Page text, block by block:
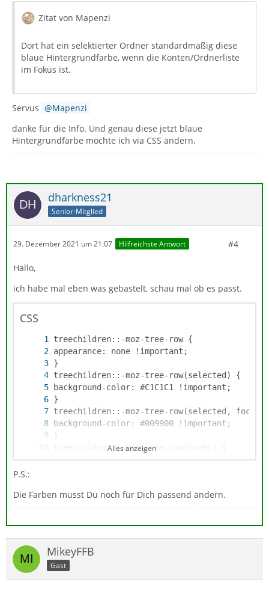
Zitat von Mapenzi
Dort hat ein selektierter Ordner standardmäßig diese
blaue Hintergrundfarbe, wenn die Konten/Ordnerliste
im Fokus ist.
Servus
Mapenzi
danke für die Info. Und genau diese jetzt blaue
Hintergrundfarbe möchte ich via CSS ändern.
dharkness21
Senior-Mitglied
29. Dezember 2021 um 21:07 Hilfreichste Antwort #4
Hallo,
ich habe mal eben was gebastelt, schau mal ob es passt.
CSS
Alles anzeigen
P.S.:
Die Farben musst Du noch für Dich passend ändern.
MikeyFFB
Gast